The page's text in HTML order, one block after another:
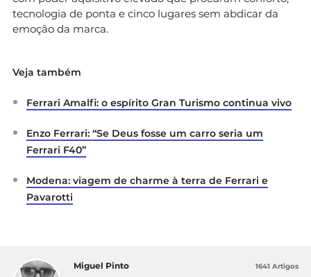
tecnologia de ponta e cinco lugares sem abdicar da
emoção da marca.
Veja também
Ferrari Amalfi: o espírito Gran Turismo continua vivo
Enzo Ferrari: “Se Deus fosse um carro seria um
Ferrari F40”
Modena: viagem de charme à terra de Ferrari e
Pavarotti
Miguel Pinto 1641 Artigos